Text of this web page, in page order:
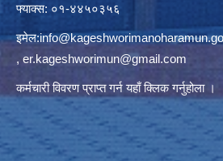
फ्याक्स: ०१-४४५०३५६
इमेल:
, er.kageshworimun@gmail.com
कर्मचारी विवरण प्राप्त गर्नयहाँ क्लिकगर्नुहोला ।